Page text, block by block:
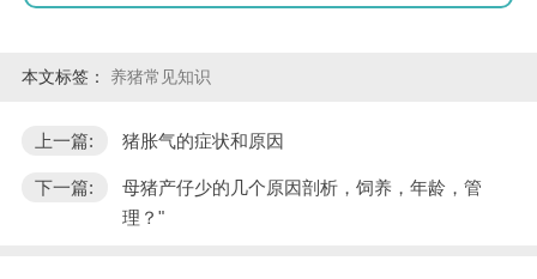
本文标签： 养猪常见知识
上一篇: 猪胀气的症状和原因
下一篇:
母猪产仔少的几个原因剖析，饲养，年龄，管
理？"